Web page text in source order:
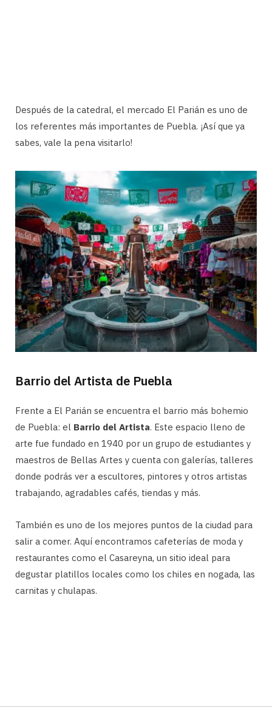
Después de la catedral, el mercado El Parián es uno de
los referentes más importantes de Puebla. ¡Así que ya
sabes, vale la pena visitarlo!
Barrio del Artista de Puebla
Frente a El Parián se encuentra el barrio más bohemio
de Puebla: el Barrio del Artista. Este espacio lleno de
arte fue fundado en 1940 por un grupo de estudiantes y
maestros de Bellas Artes y cuenta con galerías, talleres
donde podrás ver a escultores, pintores y otros artistas
trabajando, agradables cafés, tiendas y más.
También es uno de los mejores puntos de la ciudad para
salir a comer. Aquí encontramos cafeterías de moda y
restaurantes como el Casareyna, un sitio ideal para
degustar platillos locales como los chiles en nogada, las
carnitas y chulapas.